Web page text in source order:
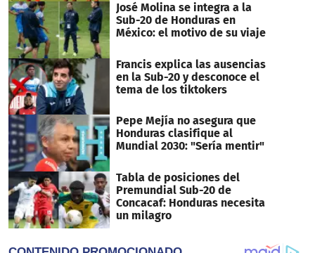
José Molina se integra a la
Sub-20 de Honduras en
México: el motivo de su viaje
Francis explica las ausencias
en la Sub-20 y desconoce el
tema de los tiktokers
Pepe Mejía no asegura que
Honduras clasifique al
Mundial 2030: "Sería mentir"
Tabla de posiciones del
Premundial Sub-20 de
Concacaf: Honduras necesita
un milagro